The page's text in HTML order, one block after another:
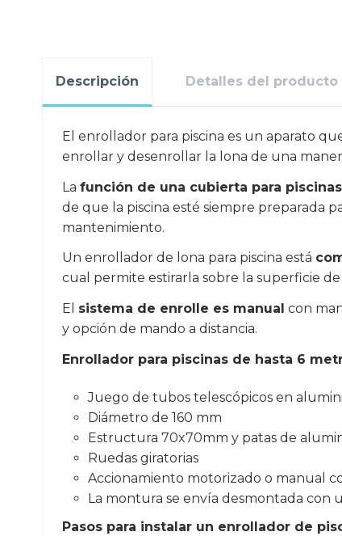
Descripción Detalles del producto
El enrollador para piscina es un aparato
enrollar y desenrollar la lona de una
La función de una cubierta para
de que la piscina esté siempre preparada
mantenimiento.
Un enrollador de lona para piscina está
cual permite estirarla sobre la superficie
El sistema de enrolle es manual con
y opción de mando a distancia.
Enrollador para piscinas de hasta 6
Juego de tubos telescópicos en
Diámetro de 160 mm
Estructura 70x70mm y patas de
Ruedas giratorias
Accionamiento motorizado o manual
La montura se envía desmontada con
Pasos para instalar un enrollador de